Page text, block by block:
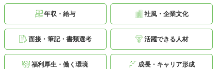
年収・給与 社風・企業文化
面接・筆記・書類選考 活躍できる人材
福利厚生・働く環境 成長・キャリア形成